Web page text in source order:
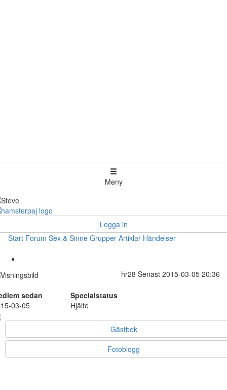
Meny
Logga in
Start Forum Sex & Sinne Grupper Artiklar Händelser
hr28 Senast 2015-03-05 20:36
sedan
Specialstatus
03-05
Hjälte
Gästbok
Fotoblogg